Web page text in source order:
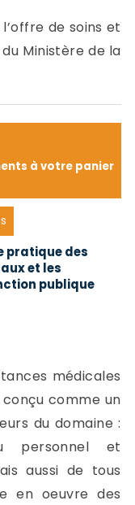
de soins et
Ministère de la
à votre panier
pratique des
et les
publique
médicales
comme un
du domaine :
personnel et
aussi de tous
en oeuvre des